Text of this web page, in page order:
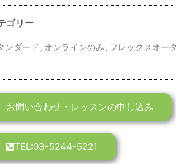
ゴリー
ンダード オンラインのみ フレックスオー
お問い合わせ・レッスンの申し込み
TEL:03-5244-5221